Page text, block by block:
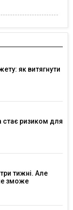
як витягнути
стає ризиком для
тижні. Але
зможе